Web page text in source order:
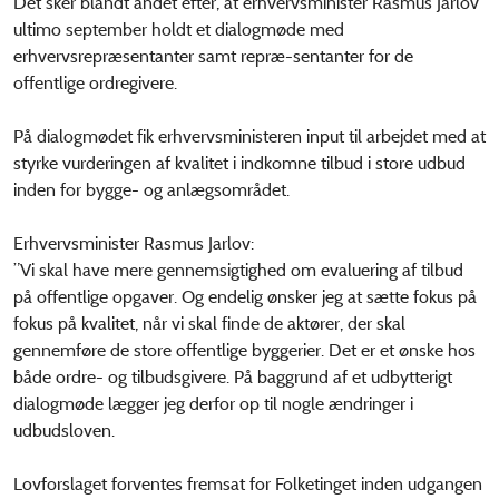
ultimo september holdt et dialogmøde med
erhvervsrepræsentanter samt repræ-sentanter for de
offentlige ordregivere.
På dialogmødet fik erhvervsministeren input til arbejdet med at
styrke vurderingen af kvalitet i indkomne tilbud i store udbud
inden for bygge- og anlægsområdet.
Erhvervsminister Rasmus Jarlov:
”Vi skal have mere gennemsigtighed om evaluering af tilbud
på offentlige opgaver. Og endelig ønsker jeg at sætte fokus på
fokus på kvalitet, når vi skal finde de aktører, der skal
gennemføre de store offentlige byggerier. Det er et ønske hos
både ordre- og tilbudsgivere. På baggrund af et udbytterigt
dialogmøde lægger jeg derfor op til nogle ændringer i
udbudsloven.
Lovforslaget forventes fremsat for Folketinget inden udgangen